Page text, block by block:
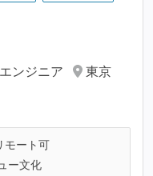
ンジニア
東京
モート可
ー文化